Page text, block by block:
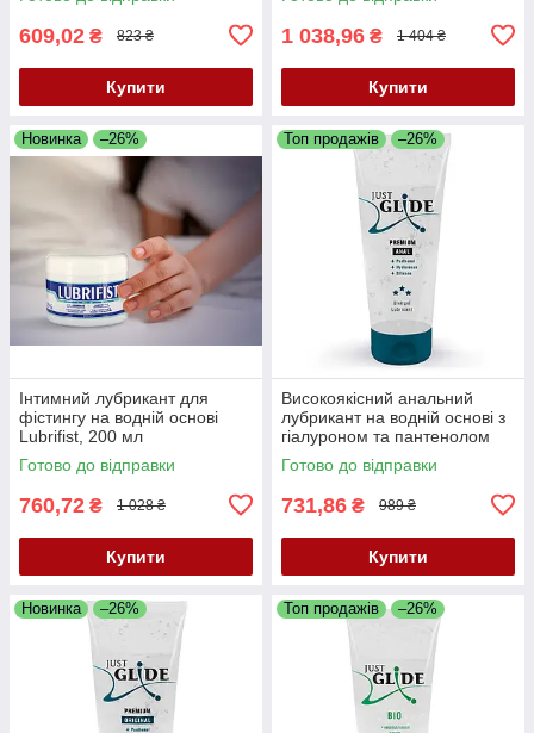
609,02 ₴ 823 ₴
Купити
1 038,96 ₴ 1 404 ₴
Купити
Новинка –26%
Інтимний лубрикант для
фістингу на водній основі
Lubrifist, 200 мл
Готово до відправки
760,72 ₴ 1 028 ₴
Купити
Топ продажів –26%
Високоякісний анальний
лубрикант на водній основі з
гіалуроном та пантенолом
Just Glide Premium Anal, 200
мл
Готово до відправки
731,86 ₴ 989 ₴
Купити
Новинка –26% Топ продажів –26%